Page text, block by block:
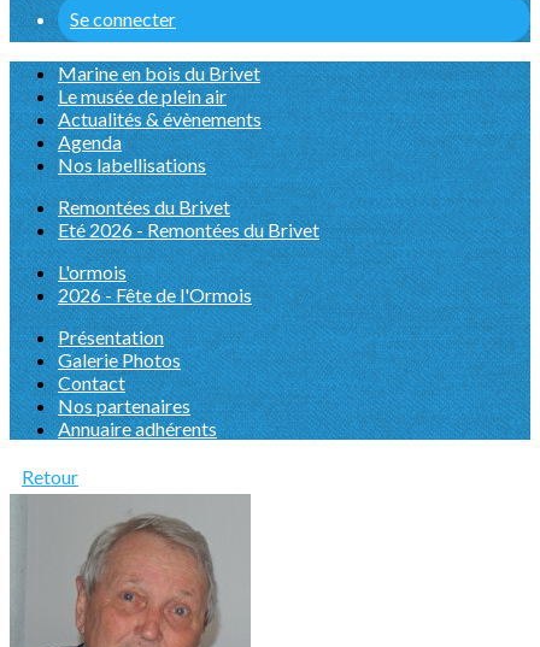
Se connecter
Marine en bois du Brivet
Le musée de plein air
Actualités & évènements
Agenda
Nos labellisations
Remontées du Brivet
Eté 2026 - Remontées du Brivet
L'ormois
2026 - Fête de l'Ormois
Présentation
Galerie Photos
Contact
Nos partenaires
Annuaire adhérents
Retour